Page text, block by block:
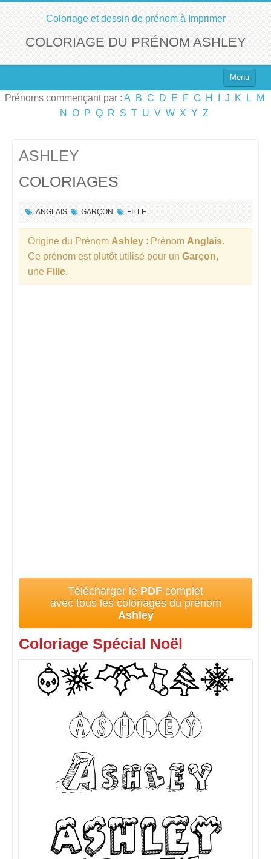
Coloriage et dessin de prénom à Imprimer
COLORIAGE DU PRÉNOM ASHLEY
Menu
Top 100 des Prénoms
Prénoms commençant par : A B C D E F G H J K L
M
N
O P Q R S T U V W X Y Z
ASHLEY
COLORIAGES
ANGLAIS GARÇON FILLE
Origine du Prénom Ashley : Prénom Anglais.
Ce prénom est plutôt utilisé pour un Garçon,
une Fille.
Télécharger le PDF complet
avec tous les coloriages du prénom
Ashley
Coloriage Spécial Noël